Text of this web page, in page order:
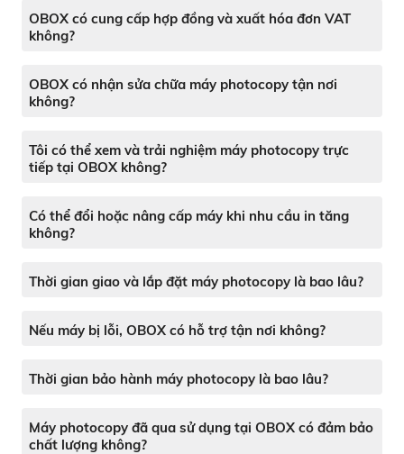
OBOX có cung cấp hợp đồng và xuất hóa đơn VAT
không?
OBOX có nhận sửa chữa máy photocopy tận nơi
không?
Tôi có thể xem và trải nghiệm máy photocopy trực
tiếp tại OBOX không?
Có thể đổi hoặc nâng cấp máy khi nhu cầu in tăng
không?
Thời gian giao và lắp đặt máy photocopy là bao lâu?
Nếu máy bị lỗi, OBOX có hỗ trợ tận nơi không?
Thời gian bảo hành máy photocopy là bao lâu?
Máy photocopy đã qua sử dụng tại OBOX có đảm bảo
chất lượng không?